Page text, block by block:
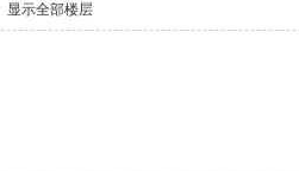
显示全部楼层